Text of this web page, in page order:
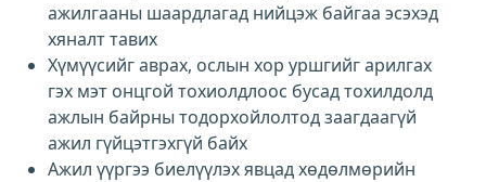
ажилгааны шаардлагад нийцэж байгаа эсэхэд
хяналт тавих
Хүмүүсийг аврах, ослын хор уршгийг арилгах
гэх мэт онцгой тохиолдлоос бусад тохилдолд
ажлын байрны тодорхойлолтод заагдаагүй
ажил гүйцэтгэхгүй байх
Ажил үүргээ биелүүлэх явцад хөдөлмөрийн